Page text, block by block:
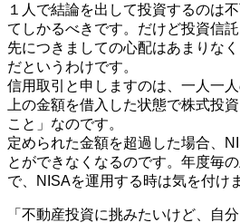
１人で結論を出して投資するのは
てしかるべきです。だけど投資信
先につきましての心配はあまりな
だというわけです。
信用取引と申しますのは、一人一
上の金額を借入した状態で株式投
こと」なのです。
定められた金額を超過した場合、
とができなくなるのです。年度毎
で、NISAを運用する時は気を付け
「不動産投資に挑みたいけど、自